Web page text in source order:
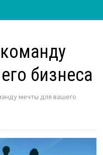
бизнеса
мечты для вашего